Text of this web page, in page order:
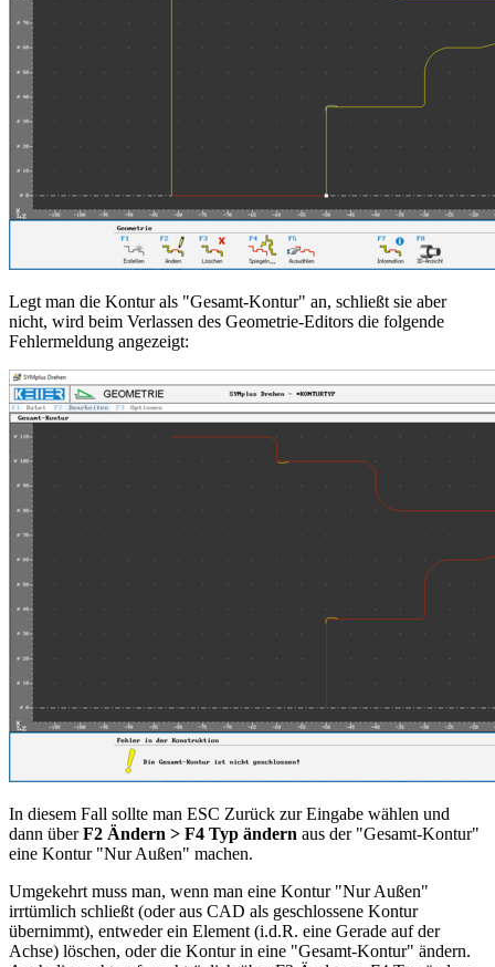
Legt man die Kontur als "Gesamt-Kontur" an, schließt sie aber
nicht, wird beim Verlassen des Geometrie-Editors die folgende
Fehlermeldung angezeigt:
In diesem Fall sollte man ESC Zurück zur Eingabe wählen und
dann überF2 Ändern > F4 Typ ändern aus der "Gesamt-Kontur"
eine Kontur "Nur Außen" machen.
Umgekehrt muss man, wenn man eine Kontur "Nur Außen"
irrtümlich schließt (oder aus CAD als geschlossene Kontur
übernimmt), entweder ein Element (i.d.R. eine Gerade auf der
Achse) löschen, oder die Kontur in eine "Gesamt-Kontur" ändern.